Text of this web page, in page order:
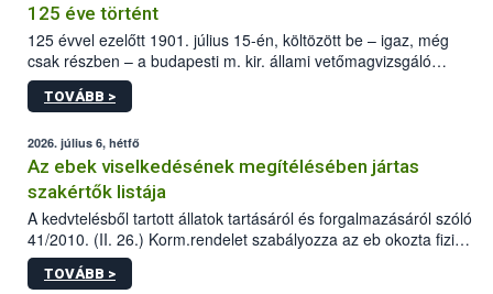
125 éve történt
125 évvel ezelőtt 1901. július 15-én, költözött be – igaz, még
csak részben – a budapesti m. kir. állami vetőmagvizsgáló
állomás a Kis Rókus utca 15. szám alatti, Czigler Győző által
tervezett új épületébe.
TOVÁBB >
2026. július 6, hétfő
Az ebek viselkedésének megítélésében jártas
szakértők listája
A kedvtelésből tartott állatok tartásáról és forgalmazásáról szóló
41/2010. (II. 26.) Korm.rendelet szabályozza az eb okozta fizikai
sérülés, illetve ennek veszélye keletkezésekor felmerülő
hatósági feladatokat, valamint a veszélyes eb tartását és annak
TOVÁBB >